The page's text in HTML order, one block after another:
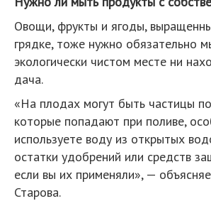
Овощи, фрукты и ягоды,
грядке, тоже нужно обязательно
экологически чистом месте ни
дача.
«На плодах могут быть частицы
которые попадают при поливе,
используете воду из открытых
остатки удобрений или средств
если вы их применяли», —
Старова.